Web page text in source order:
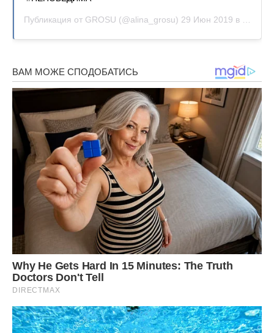
Публикация от GROSU (@alina_grosu) 29 Июн 2019 в 3:12 PDT